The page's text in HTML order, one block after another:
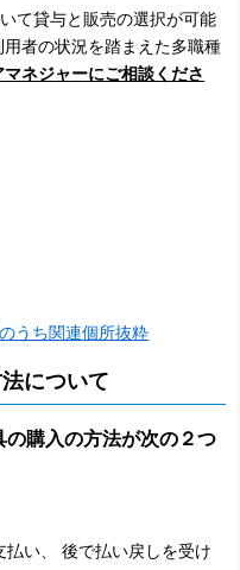
て貸与と販売の選択が可能
用者の状況を踏まえた多職種
ネジャーにご相談くださ
うち関連個所抜粋
について
購入の方法が次の２つ
い、 後で払い戻しを受け